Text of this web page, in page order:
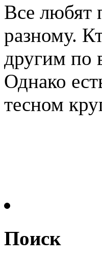
Все любят
разному.
другим по
Однако
тесном
Поиск